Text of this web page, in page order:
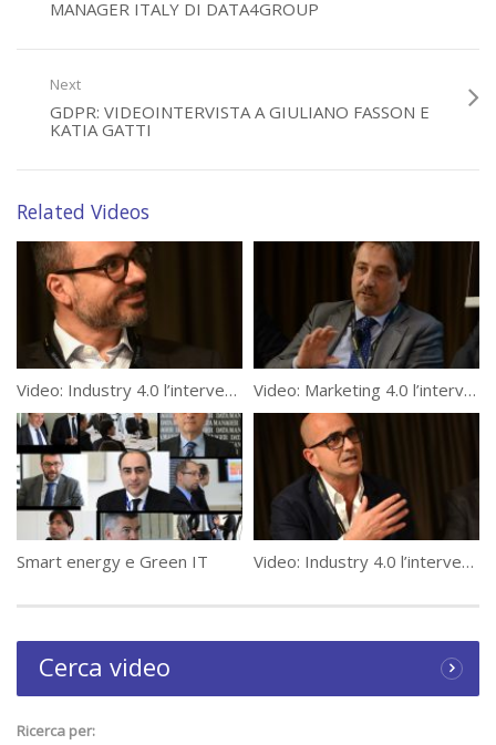
Category:Videointerviste
MANAGER ITALY DI DATA4GROUP
Next
GDPR: VIDEOINTERVISTA A GIULIANO FASSON E
KATIA GATTI
Related Videos
Video: Industry 4.0 l’intervento di Emiliano Massa a #WeChangeIT Forum Video: Marketing 4.0 l’intervento di Gabriele Obino a #WeChangeIT Forum
Smart energy e Green IT Video: Industry 4.0 l’intervento di Marco Barra Caracciolo a #WeChangeIT Forum
Cerca video
Ricerca per: